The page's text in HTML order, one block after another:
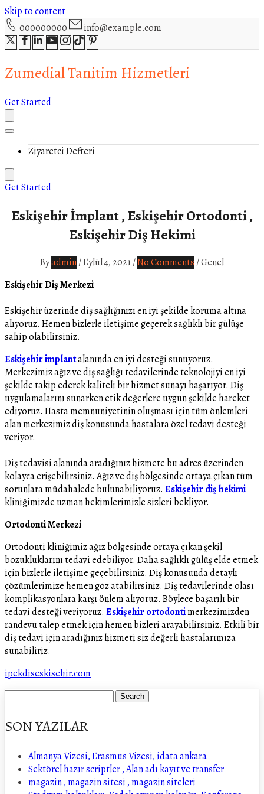
Skip to content
000000000
info@example.com
Zumedial Tanitim Hizmetleri
Get Started
Ziyaretci Defteri
Get Started
Eskişehir İmplant , Eskişehir Ortodonti ,
Eskişehir Diş Hekimi
Byadmin/Eylül 4, 2021/No Comments /Genel
Eskişehir Diş Merkezi
Eskişehir üzerinde diş sağlığınızı en iyi şekilde koruma altına
alıyoruz. Hemen bizlerle iletişime geçerek sağlıklı bir gülüşe
sahip olabilirsiniz.
Eskişehir implantalanında en iyi desteği sunuyoruz.
Merkezimiz ağız ve diş sağlığı tedavilerinde teknolojiyi en iyi
şekilde takip ederek kaliteli bir hizmet sunayı başarıyor. Diş
uygulamalarını sunarken etik değerlere uygun şekilde hareket
ediyoruz. Hasta memnuniyetinin oluşması için tüm önlemleri
alan merkezimiz diş konusunda hastalara özel tedavi desteği
veriyor.
Diş tedavisi alanında aradığınız hizmete bu adres üzerinden
kolayca erişebilirsiniz. Ağız ve diş bölgesinde ortaya çıkan tüm
sorunlara müdahalede bulunabiliyoruz. Eskişehir diş hekimi
kliniğimizde uzman hekimlerimizle sizleri bekliyor.
Ortodonti Merkezi
Ortodonti kliniğimiz ağız bölgesinde ortaya çıkan şekil
bozukluklarını tedavi edebiliyor. Daha sağlıklı gülüş elde etmek
için bizlerle iletişime geçebilirsiniz. Diş konusunda detaylı
çözümlerimize hemen göz atabilirsiniz. Diş tedavilerinde olası
komplikasyonlara karşı önlem alıyoruz. Böylece başarılı bir
tedavi desteği veriyoruz. Eskişehir ortodontimerkezimizden
randevu talep etmek için hemen bizleri arayabilirsiniz. Etkili bir
diş tedavi için aradığınız hizmeti siz değerli hastalarımıza
sunabiliriz.
ipekdiseskisehir.com
SON YAZILAR
Almanya Vizesi, Erasmus Vizesi, idata ankara
Sektörel hazır scriptler , Alan adı kayıt ve transfer
magazin , magazin sitesi , magazin siteleri